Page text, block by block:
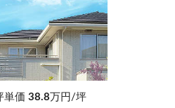
単価38.8 万円/坪